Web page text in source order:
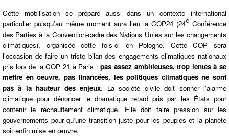
Cette mobilisation se prépare aussi dans un contexte international
particulier puisqu’au même moment aura lieu la COP24 (24e Conférence
des Parties à la Convention-cadre des Nations Unies sur les changements
climatiques), organisée cette fois-ci en Pologne. Cette COP sera
l’occasion de faire un triste bilan des engagements climatiques nationaux
pris lors de la COP 21 à Paris :pas assez ambitieuses, trop lentes à se
mettre en oeuvre, pas financées, les politiques climatiques ne sont
pas à la hauteur des enjeux. La société civile doit sonner l’alarme
climatique pour dénoncer le dramatique retard pris par les États pour
contenir le réchauffement climatique. Elle doit faire pression sur les
gouvernements pour qu’une transition juste pour les peuples et la planète
soit enfin mise en œuvre.